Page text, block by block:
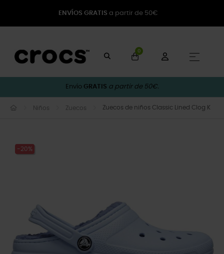
ENVÍOS GRATIS a partir de 50€
0
☰
Envío GRATIS a partir de 50€.
Niños Zuecos Zuecos de niños Classic Lined Clog K
-20%